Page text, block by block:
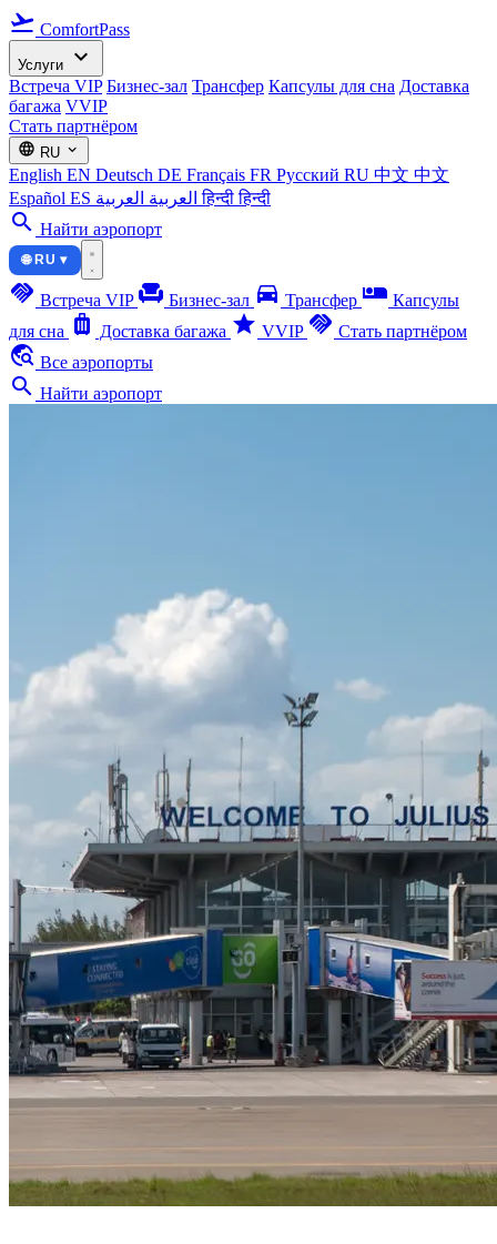
flight_takeoff ComfortPass
Услуги expand_more
Встреча VIP Бизнес-зал Трансфер Капсулы для сна Доставка
багажа VVIP
Стать партнёром
language RU expand_more
English EN Deutsch DE Français FR Русский RU 中文 中文
Español ES العربية العربية हिन्दीहिन्दी
search Найти аэропорт
🌐 RU ▾
handshake Встреча VIP chair Бизнес-зал directions_car Трансфер airline_seat_individual_suite Капсулы
для сна luggage Доставка багажа star VVIP handshake Стать партнёром
travel_explore Все аэропорты
search Найти аэропорт